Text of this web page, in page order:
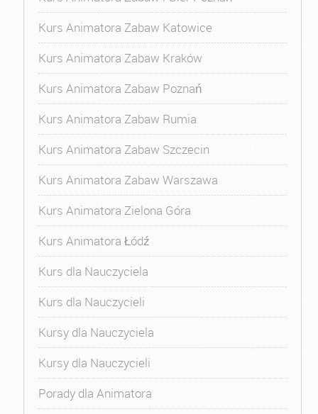
Kurs Animatora Zabaw Katowice
Kurs Animatora Zabaw Kraków
Kurs Animatora Zabaw Poznań
Kurs Animatora Zabaw Rumia
Kurs Animatora Zabaw Szczecin
Kurs Animatora Zabaw Warszawa
Kurs Animatora Zielona Góra
Kurs Animatora Łódź
Kurs dla Nauczyciela
Kurs dla Nauczycieli
Kursy dla Nauczyciela
Kursy dla Nauczycieli
Porady dla Animatora